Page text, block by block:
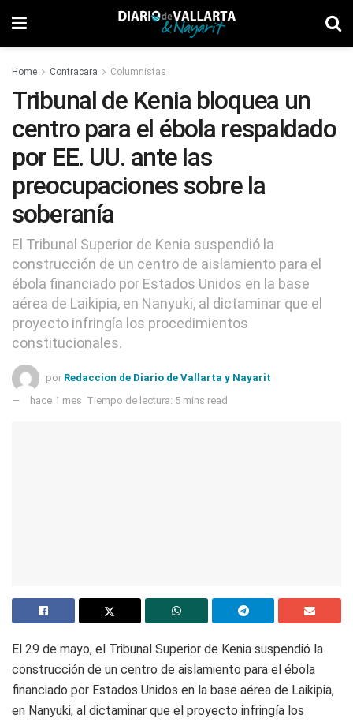
Home Contracara Columnistas
Tribunal de Kenia bloquea un
centro para el ébola respaldado
por EE. UU. ante las
preocupaciones sobre la
soberanía
El Tribunal Superior de Kenia suspendió la
construcción de un centro de aislamiento para el
ébola financiado por Estados Unidos en la base
aérea de Laikipia, en Nanyuki, al dictaminar que el
proyecto infringía los procedimientos
constitucionales.
por Redaccion de Diario de Vallarta y Nayarit
hace 1 mes Tiempo de lectura: 5 mins read
El 29 de mayo, el Tribunal Superior de Kenia suspendió la
construcción de un centro de aislamiento para el ébola
financiado por Estados Unidos en la base aérea de Laikipia,
en Nanyuki, al dictaminar que el proyecto infringía los